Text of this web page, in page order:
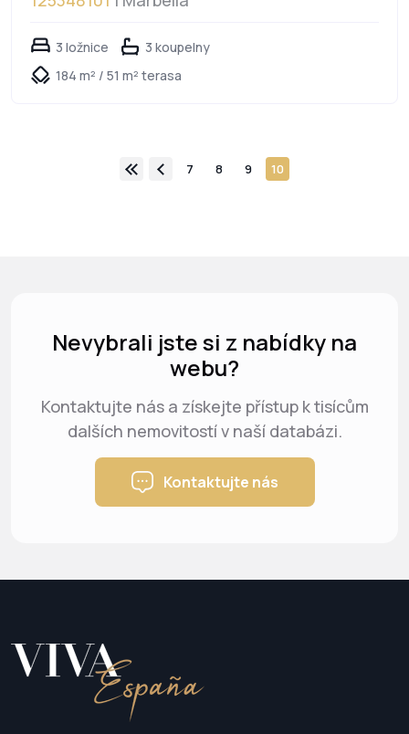
3 ložnice
3 koupelny
184 m² / 51 m² terasa
7 8 9 10
Nevybrali jste si z nabídky na
webu?
Kontaktujte nás a získejte přístup k tisícům
dalších nemovitostí v naší databázi.
Kontaktujte nás